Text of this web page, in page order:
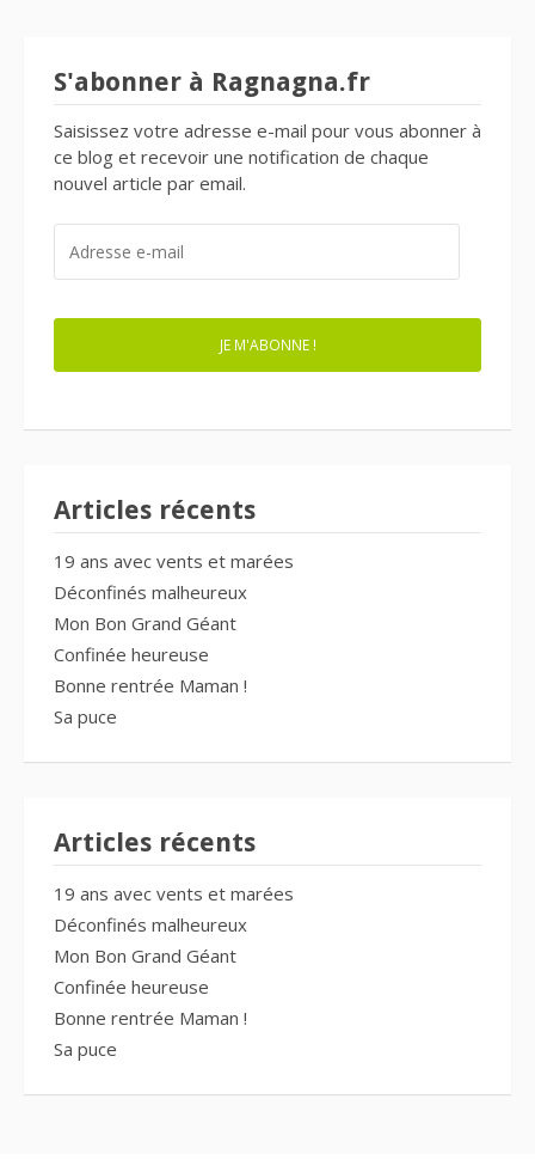
S'abonner à Ragnagna.fr
Saisissez votre adresse e-mail pour vous abonner à
ce blog et recevoir une notification de chaque
nouvel article par email.
MAIL
JE M'ABONNE !
Articles récents
19 ans avec vents et marées
Déconfinés malheureux
Mon Bon Grand Géant
Confinée heureuse
Bonne rentrée Maman !
Sa puce
Articles récents
19 ans avec vents et marées
Déconfinés malheureux
Mon Bon Grand Géant
Confinée heureuse
Bonne rentrée Maman !
Sa puce